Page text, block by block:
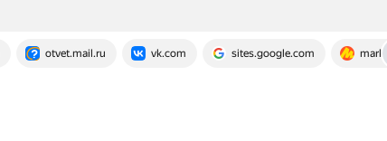
otvet.mail.ru vk.com sites.google.com